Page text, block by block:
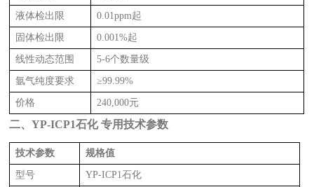
液体检出限 0.01ppm起
固体检出限 0.001%起
线性动态范围 5-6个数量级
氩气纯度要求 ≥99.99%
价格 240,000元
二、YP-ICP1石化 专用技术参数
技术参数 规格值
型号 YP-ICP1石化